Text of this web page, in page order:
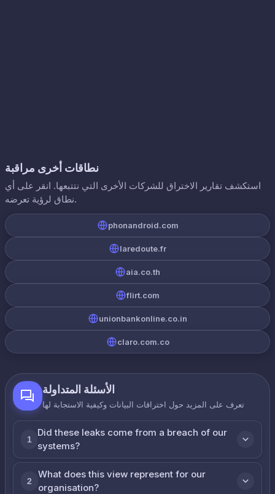
نطاقات أخرى مراقبة
استكشف تقارير الاختراق للشركات الأخرى التي نتتبعها. انقر على أي
نطاق لرؤية تعرضه.
phonandroid.com
laredoute.fr
aia.co.th
flirt.com
unionbankonline.co.in
claro.com.co
الأسئلة المتداولة
تعرف على المزيد حول اختراقات البيانات وكيفية الاستجابة لها
1
Did these leaks come from a breach of our
systems?
2
What does this view represent for our
organisation?